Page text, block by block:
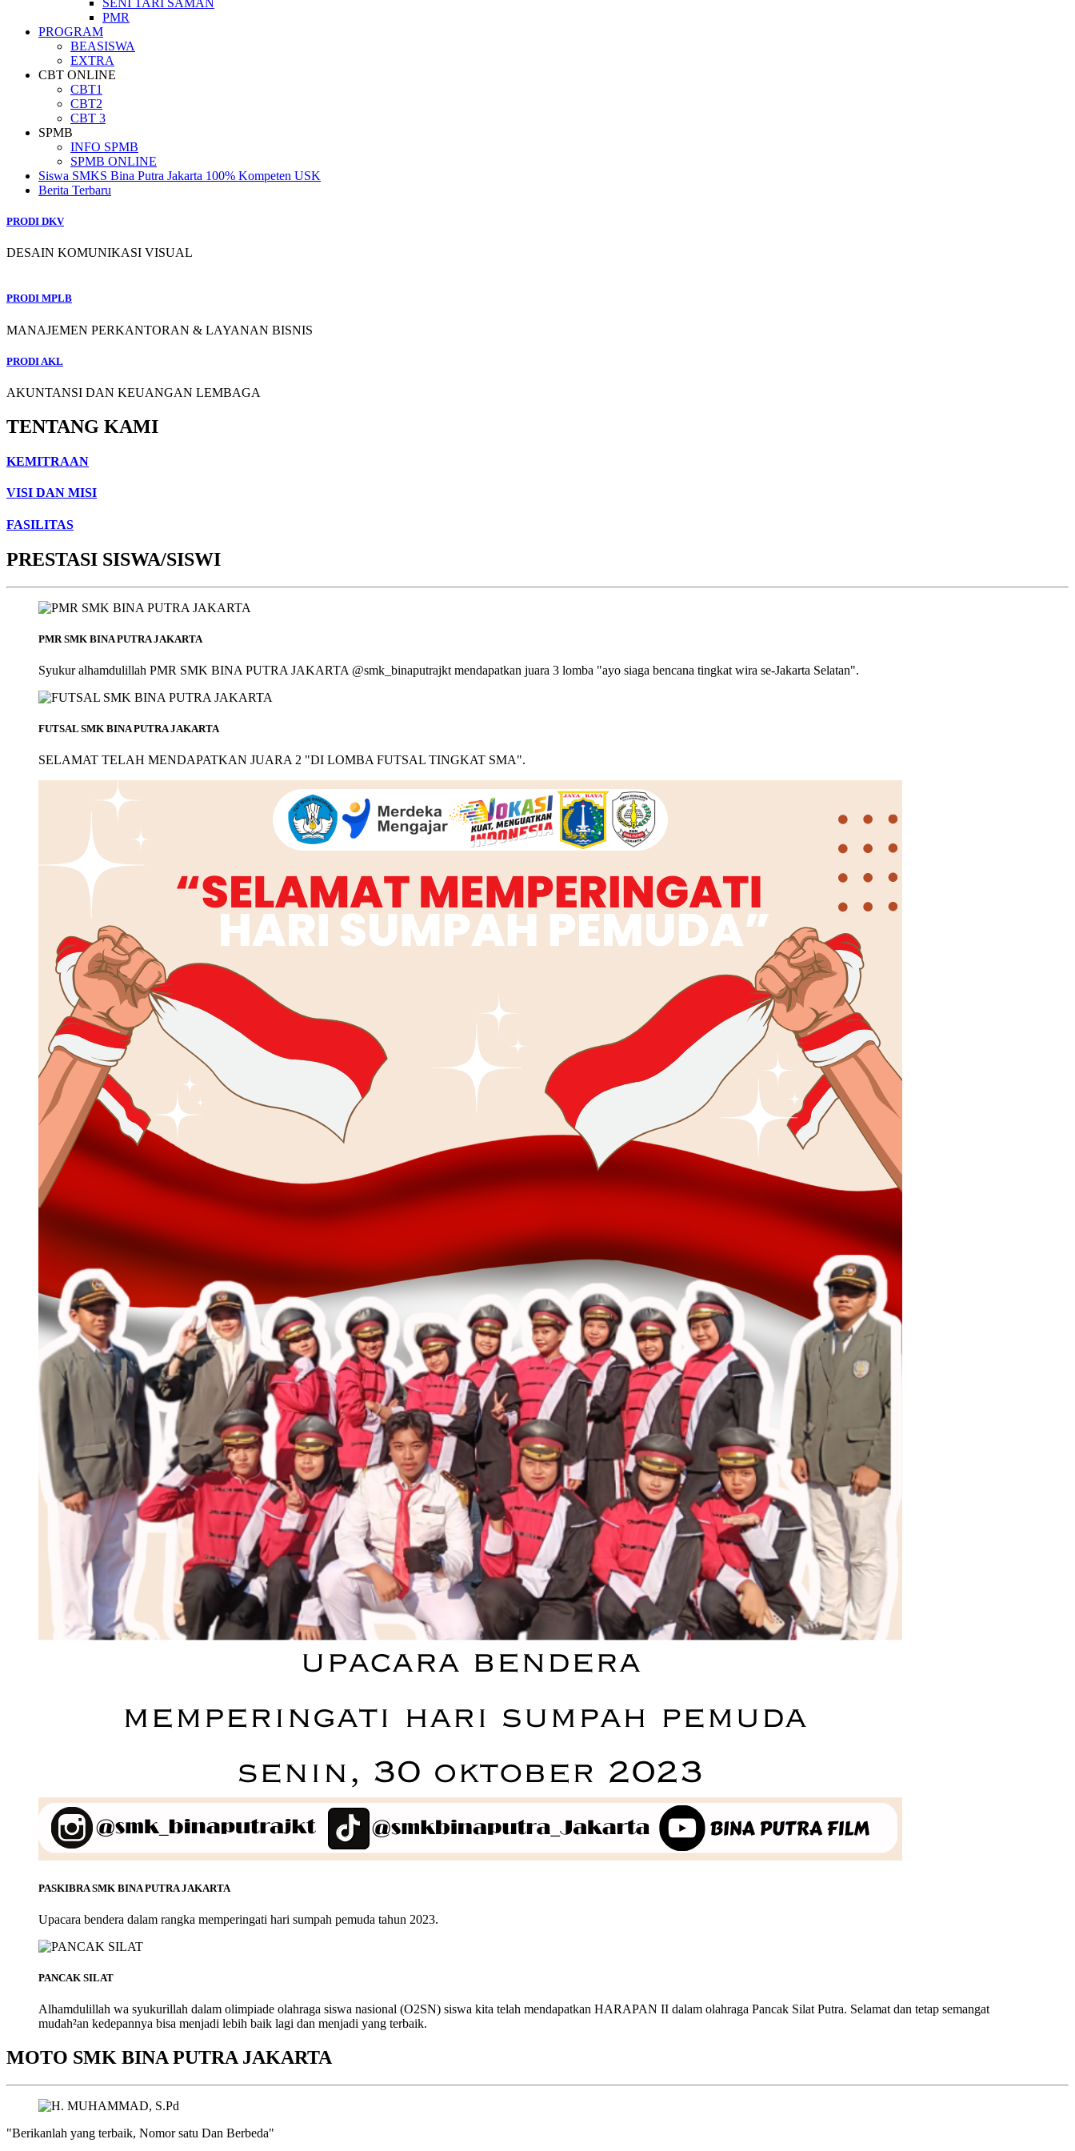
PMR
PROGRAM
BEASISWA
EXTRA
CBT ONLINE
CBT1
CBT2
CBT 3
SPMB
INFO SPMB
SPMB ONLINE
Siswa SMKS Bina Putra Jakarta 100% Kompeten USK
Berita Terbaru
PRODI DKV
DESAIN KOMUNIKASI VISUAL
PRODI MPLB
MANAJEMEN PERKANTORAN & LAYANAN BISNIS
PRODI AKL
AKUNTANSI DAN KEUANGAN LEMBAGA
TENTANG KAMI
KEMITRAAN
VISI DAN MISI
FASILITAS
PRESTASI SISWA/SISWI
PMR SMK BINA PUTRA JAKARTA
Syukur alhamdulillah PMR SMK BINA PUTRA JAKARTA @smk_binaputrajkt mendapatkan juara 3 lomba "ayo siaga bencana tingkat wira se-Jakarta Selatan".
FUTSAL SMK BINA PUTRA JAKARTA
SELAMAT TELAH MENDAPATKAN JUARA 2 "DI LOMBA FUTSAL TINGKAT SMA".
PASKIBRA SMK BINA PUTRA JAKARTA
Upacara bendera dalam rangka memperingati hari sumpah pemuda tahun 2023.
PANCAK SILAT
Alhamdulillah wa syukurillah dalam olimpiade olahraga siswa nasional (O2SN) siswa kita telah mendapatkan HARAPAN II dalam olahraga Pancak Silat Putra. Selamat dan tetap semangat
mudah²an kedepannya bisa menjadi lebih baik lagi dan menjadi yang terbaik.
MOTO SMK BINA PUTRA JAKARTA
"Berikanlah yang terbaik, Nomor satu Dan Berbeda"